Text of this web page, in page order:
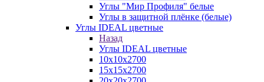
Углы "Мир Профиля" белые
Углы в защитной плёнке (белые)
Углы IDEAL цветные
Назад
Углы IDEAL цветные
10х10х2700
15х15х2700